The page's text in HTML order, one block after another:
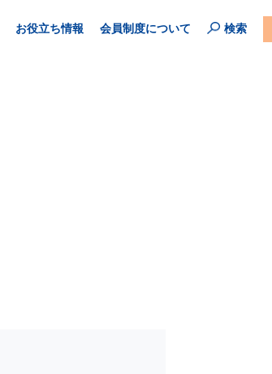
お役立ち情報 会員制度について 検索